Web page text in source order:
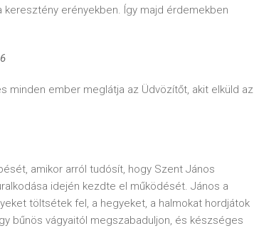
erényekben. Így majd érdemekben
ember meglátja az Üdvözítőt, akit elküld az
amikor arról tudósít, hogy Szent János
idején kezdte el működését. János a
töltsétek fel, a hegyeket, a halmokat hordjátok
bűnös vágyaitól megszabaduljon, és készséges